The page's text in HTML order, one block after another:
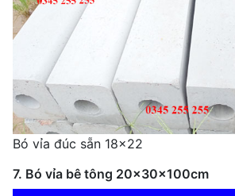
Bó vỉa đúc sẵn 18x22
7. Bó vỉa bê tông 20x30x100cm